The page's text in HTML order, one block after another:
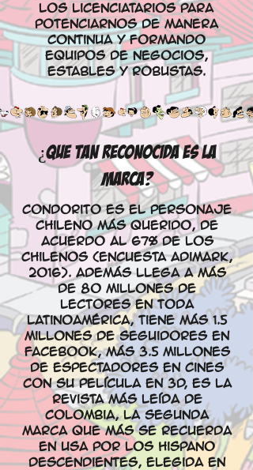
los licenciatarios para
potenciarnos de manera
continua y formando
equipos de negocios,
estables y robustas.
¿QUe TAN RECONOCIDA ES LA
MARCA?
Condorito es el personaje
chileno más querido, de
acuerdo al 67% de los
chilenos (encuesta adimark,
2016). Además llega a más
de 80 millones de
lectores en toda
Latinoamérica, tiene más 1.5
millones de seguidores en
Facebook, más 3.5 millones
de espectadores en Cines
con su película en 3d, es la
revista más leída de
Colombia, la segunda
marca que más se recuerda
en USA por los hispano
descendientes, elegida en